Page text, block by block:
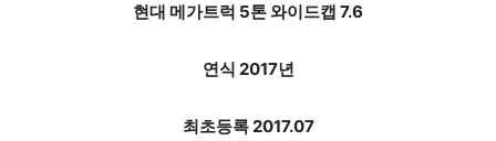
현대 메가트럭 5톤 와이드캡 7.6
연식 2017년
최초등록 2017.07